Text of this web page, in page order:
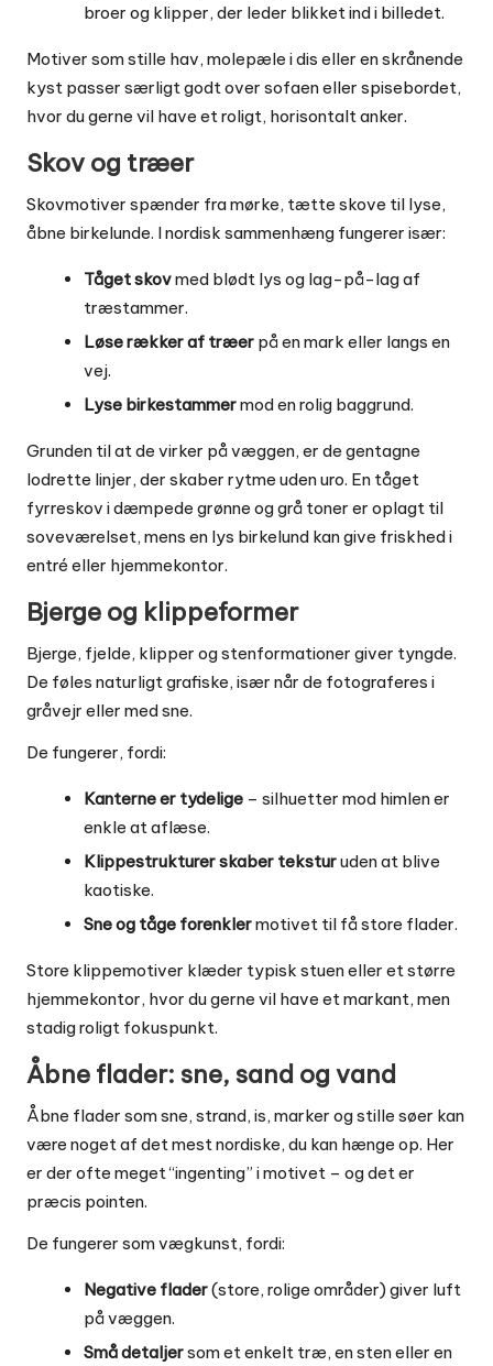
broer og klipper, der leder blikket ind i billedet.
Motiver som stille hav, molepæle i dis eller en skrånende
kyst passer særligt godt over sofaen eller spisebordet,
hvor du gerne vil have et roligt, horisontalt anker.
Skov og træer
Skovmotiver spænder fra mørke, tætte skove til lyse,
åbne birkelunde. I nordisk sammenhæng fungerer især:
Tåget skovmed blødt lys og lag-på-lag af
træstammer.
Løse rækker af træer på en mark eller langs en
vej.
Lyse birkestammermod en rolig baggrund.
Grunden til at de virker på væggen, er de gentagne
lodrette linjer, der skaber rytme uden uro. En tåget
fyrreskov i dæmpede grønne og grå toner er oplagt til
soveværelset, mens en lys birkelund kan give friskhed i
entré eller hjemmekontor.
Bjerge og klippeformer
Bjerge, fjelde, klipper og stenformationer giver tyngde.
De føles naturligt grafiske, især når de fotograferes i
gråvejr eller med sne.
De fungerer, fordi:
Kanterne er tydelige – silhuetter mod himlen er
enkle at aflæse.
Klippestrukturer skaber teksturuden at blive
kaotiske.
Sne og tåge forenklermotivet til få store flader.
Store klippemotiver klæder typisk stuen eller et større
hjemmekontor, hvor du gerne vil have et markant, men
stadig roligt fokuspunkt.
Åbne flader: sne, sand og vand
Åbne flader som sne, strand, is, marker og stille søer kan
være noget af det mest nordiske, du kan hænge op. Her
er der ofte meget “ingenting” i motivet – og det er
præcis pointen.
De fungerer som vægkunst, fordi:
Negative flader(store, rolige områder) giver luft
på væggen.
Små detaljersom et enkelt træ, en sten eller en